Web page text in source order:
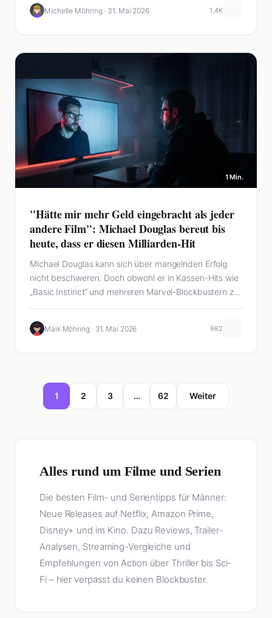
Michelle Möhring · 31. Mai 2026 1,4K
1 Min.
"Hätte mir mehr Geld eingebracht als jeder
andere Film": Michael Douglas bereut bis
heute, dass er diesen Milliarden-Hit
Michael Douglas kann sich über mangelnden Erfolg
nicht beschweren. Doch obwohl er in Kassen-Hits wie
„Basic Instinct“ und mehreren Marvel-Blockbustern zu
sehen…
Maik Möhring · 31. Mai 2026 982
1 2 3 … 62 Weiter
Alles rund um Filme und Serien
Die besten Film- und Serientipps für Männer:
Neue Releases auf Netflix, Amazon Prime,
Disney+ und im Kino. Dazu Reviews, Trailer-
Analysen, Streaming-Vergleiche und
Empfehlungen von Action über Thriller bis Sci-
Fi – hier verpasst du keinen Blockbuster.